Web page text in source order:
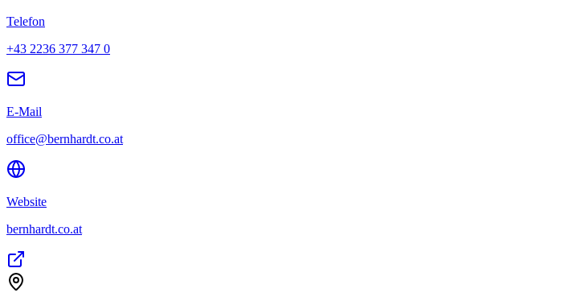
Telefon
+43 2236 377 347 0
E-Mail
office@bernhardt.co.at
Website
bernhardt.co.at